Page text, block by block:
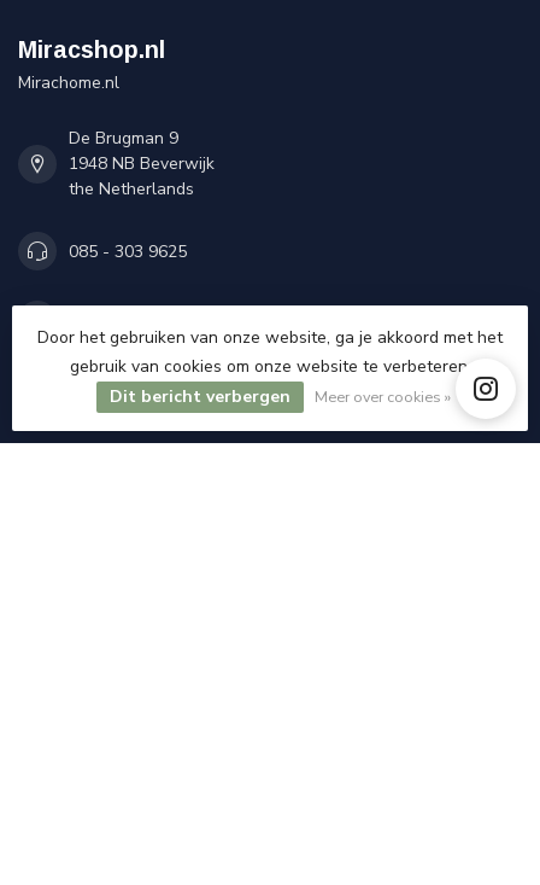
Miracshop.nl
Mirachome.nl
De Brugman 9
1948 NB Beverwijk
the Netherlands
085 - 303 9625
KVK nummer: 84335777
btw-nummer:NL863174309B01
Door het gebruiken van onze website, ga je akkoord met het
gebruik van cookies om onze website te verbeteren.
Dit bericht verbergen
Meer over cookies »